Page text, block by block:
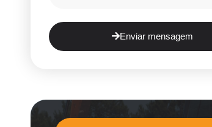
Enviar mensagem